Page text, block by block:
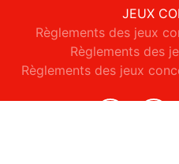
JEUX
Règlements des jeux
Règlements des
Règlements des jeux